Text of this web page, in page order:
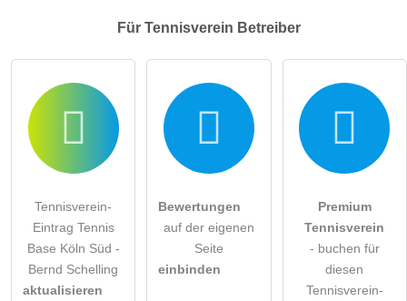
Für Tennisverein Betreiber
Tennisverein-
Eintrag Tennis
Base Köln Süd -
Bernd Schelling
aktualisieren
Bewertungen
auf der eigenen
Seite
einbinden
Premium
Tennisverein
- buchen für
diesen
Tennisverein-